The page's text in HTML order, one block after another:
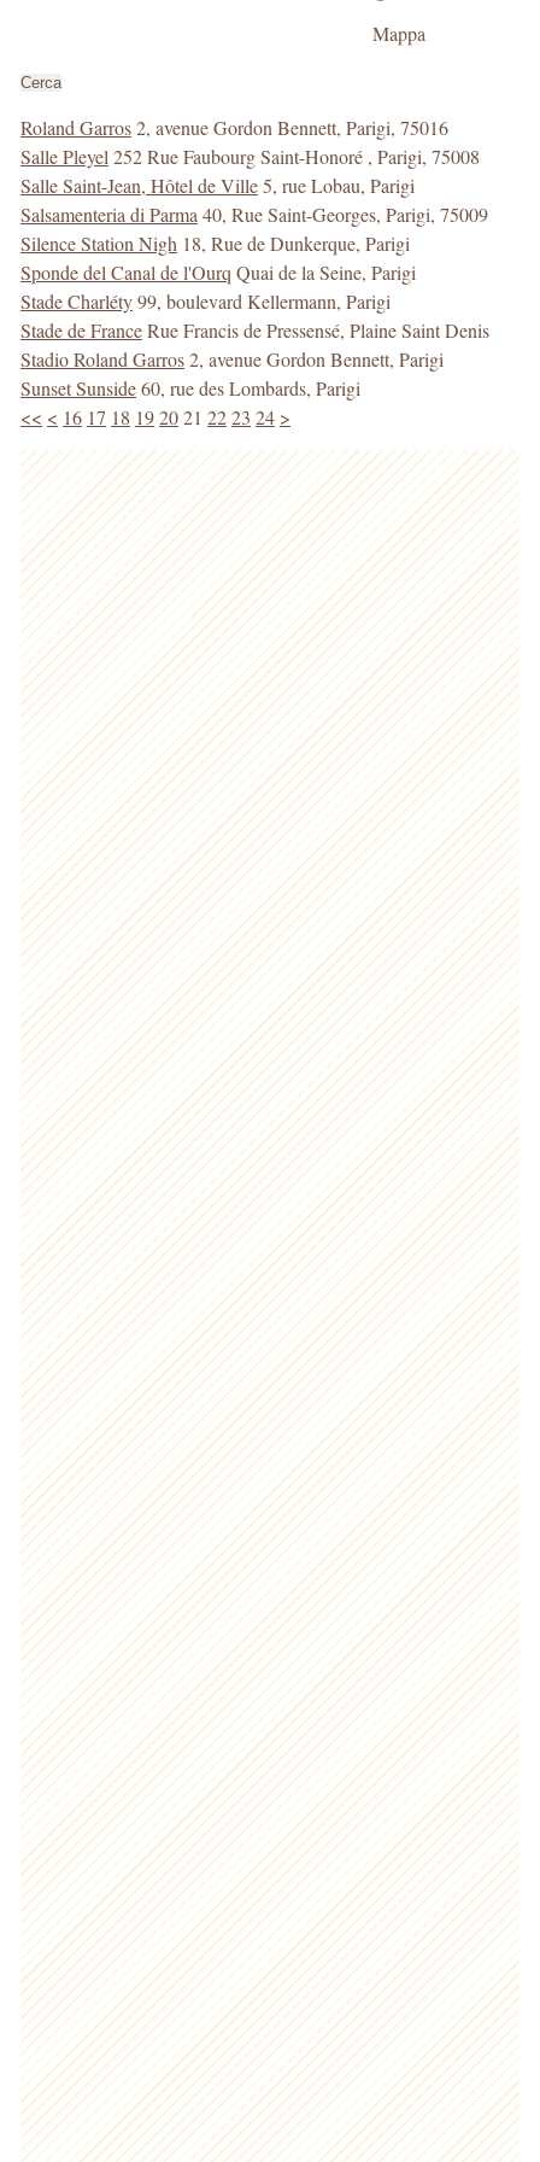
ricerca
Mappa
Cerca
Roland Garros2, avenue Gordon Bennett, Parigi, 75016
Salle Pleyel 252 Rue Faubourg Saint-Honoré , Parigi, 75008
Salle Saint-Jean, Hôtel de Ville5, rue Lobau, Parigi
Salsamenteria di Parma 40, Rue Saint-Georges, Parigi, 75009
Silence Station Nigh 18, Rue de Dunkerque, Parigi
Sponde del Canal de l'Ourq Quai de la Seine, Parigi
Stade Charléty99, boulevard Kellermann, Parigi
Stade de FranceRue Francis de Pressensé, Plaine Saint Denis
Stadio Roland Garros2, avenue Gordon Bennett, Parigi
Sunset Sunside60, rue des Lombards, Parigi
<< < 16 17 18 192021 2223 24 >